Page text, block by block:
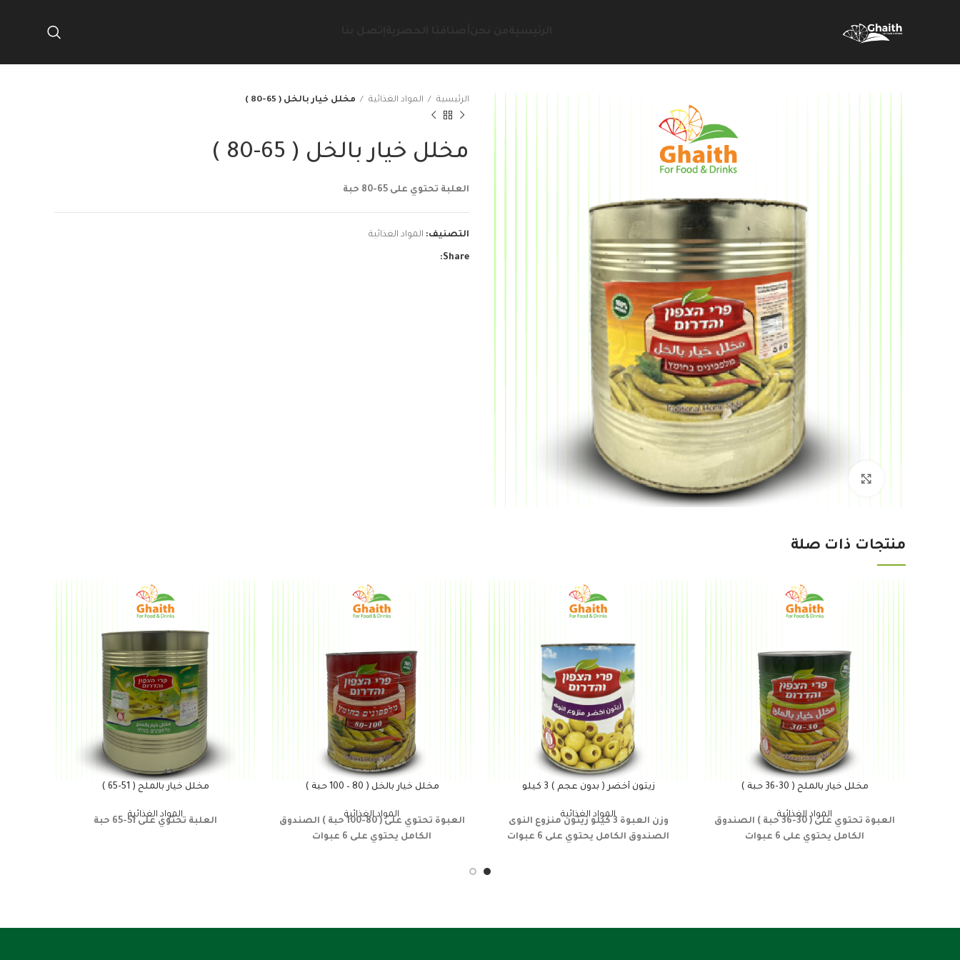
Click to enlarge
الرئيسية المواد الغذائية مخلل خيار بالخل ( 65-80 )
مخلل خيار بالخل ( 65-80 )
العلبة تحتوي على 65-80 حبة
التصنيف: المواد الغذائية
Share:
منتجات ذات صلة
مخلل خيار بالملح ( 30-36 حبة )
المواد الغذائية
العبوة تحتوي على ( 30-36 حبة )
الصندوق
الكامل يحتوي على 6 عبوات
زيتون أخضر ( بدون عجم ) 3 كيلو
المواد الغذائية
وزن العبوة 3 كيلو
زيتون منزوع النوى
الصندوق الكامل يحتوي على 6 عبوات
مخلل خيار بالخل ( 80 – 100 حبة )
المواد الغذائية
العبوة تحتوي على ( 80-100 حبة )
الصندوق
الكامل يحتوي على 6 عبوات
مخلل خيار بالملح ( 51-65 )
المواد الغذائية
العلبة تحتوي على 51-65 حبة